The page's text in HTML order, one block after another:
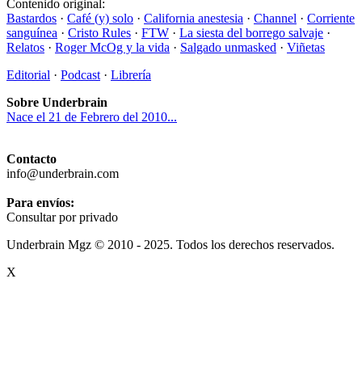
Contenido original:
Bastardos · Café (y) solo · California anestesia · Channel · Corriente
sanguínea · Cristo Rules · FTW · La siesta del borrego salvaje ·
Relatos · Roger McOg y la vida · Salgado unmasked · Viñetas
Editorial · Podcast · Librería
Sobre Underbrain
Nace el 21 de Febrero del 2010...
Contacto
info@underbrain.com
Para envíos:
Consultar por privado
Underbrain Mgz © 2010 - 2025. Todos los derechos reservados.
X